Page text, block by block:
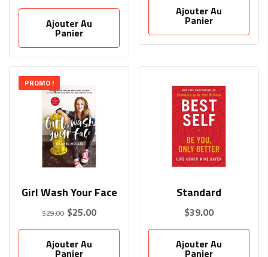
Ajouter Au
Panier
Ajouter Au
Panier
PROMO !
Girl Wash Your Face
$29.00 $25.00
Ajouter Au
Panier
Standard
$39.00
Ajouter Au
Panier